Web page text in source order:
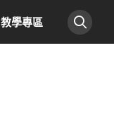
教學專區